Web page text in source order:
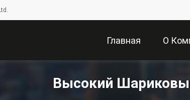
Главная
Страница
О
Высокий